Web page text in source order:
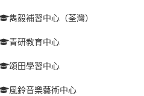
雋毅補習中心（荃灣）
青研教育中心
頌田學習中心
風鈴音樂藝術中心